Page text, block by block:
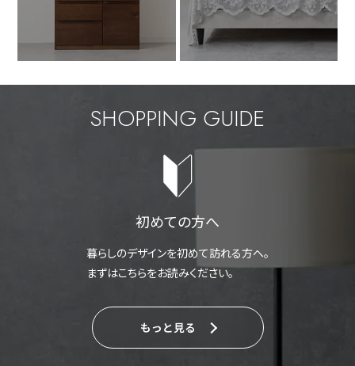
SHOPPING GUIDE
初めての方へ
暮らしのデザインを初めて訪れる方へ。
まずはこちらをお読みください。
もっと見る